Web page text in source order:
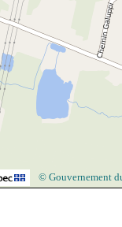
© Gouvernement